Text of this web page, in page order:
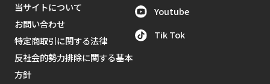
当サイトについて
お問い合わせ
特定商取引に関する法律
反社会的勢力排除に関する基本
方針
Youtube
Tik Tok